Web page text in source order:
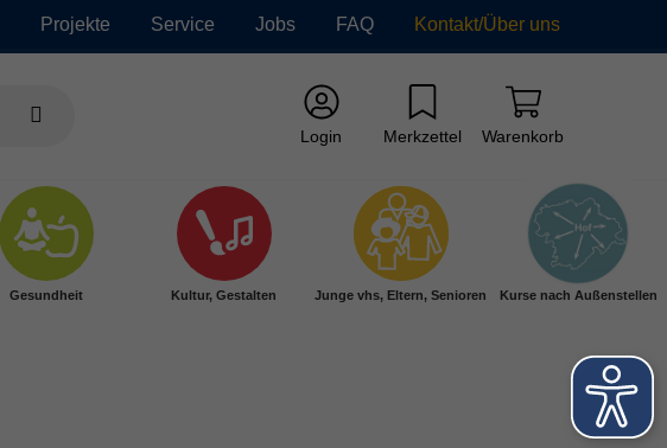
Projekte Service Jobs FAQ Kontakt/Über uns
Login Merkzettel Warenkorb
Gesundheit Kultur, Gestalten Junge vhs, Eltern, Senioren Kurse nach Außenstellen